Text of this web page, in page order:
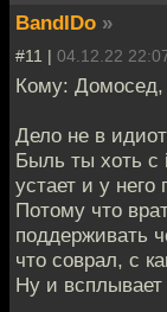
BandIDo »
#11 | 04.12.22
Кому: Домосед,
Дело не в
Быль ты хоть с
устает и у
Потому что
поддерживать
что соврал, с
Ну и всплывает